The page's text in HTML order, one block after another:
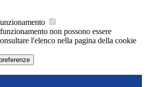
non possono essere
l'elenco nella pagina della cookie